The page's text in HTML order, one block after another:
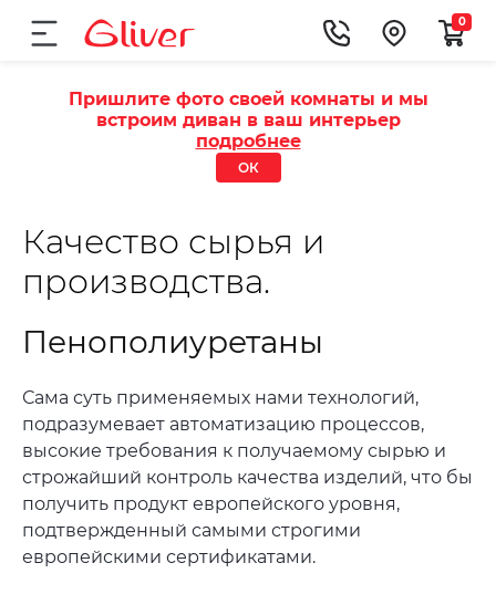
0
Пришлите фото своей комнаты и мы
встроим диван в ваш интерьер
подробнее
ОК
Качество сырья и
производства.
Пенополиуретаны
Сама суть применяемых нами технологий,
подразумевает автоматизацию процессов,
высокие требования к получаемому сырью и
строжайший контроль качества изделий, что бы
получить продукт европейского уровня,
подтвержденный самыми строгими
европейскими сертификатами.